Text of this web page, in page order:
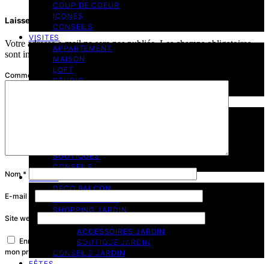
COUP DE COEUR
ICONES
CONSEILS
VISITES
APPARTEMENT
MAISON
LOFT
STUDIO
BOUTIQUES
CONSEILS
JARDIN
DECO BALCON
SHOPPING JARDIN
ACCESSOIRES JARDIN
BOUTIQUE JARDIN
CONSEILS JARDIN
Laisser un commentaire
Votre adresse e-mail ne sera pas publiée. Les champs obligatoires
sont indiqués avec*
Commentaire*
Nom*
E-mail
Site web
Enregistrer mon nom, mon e-mail et mon site dans le navigateur pour
mon prochain commentaire.